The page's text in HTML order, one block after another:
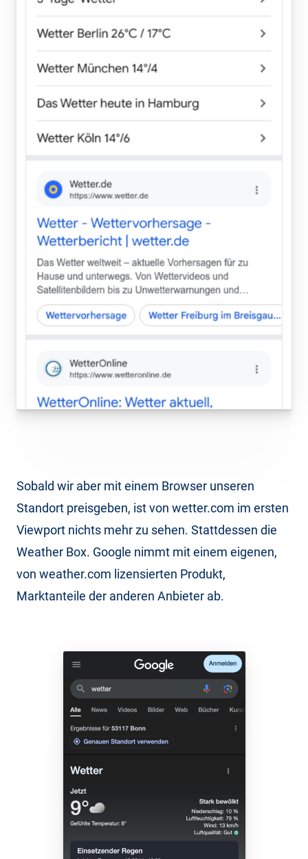
Sobald wir aber mit einem Browser unseren
Standort preisgeben, ist von wetter.com im ersten
Viewport nichts mehr zu sehen. Stattdessen die
Weather Box. Google nimmt mit einem eigenen,
von weather.com lizensierten Produkt,
Marktanteile der anderen Anbieter ab.